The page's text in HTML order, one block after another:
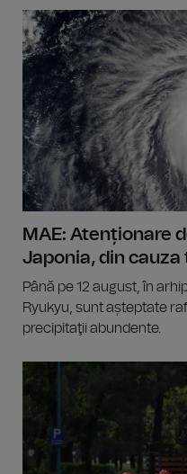
MAE: Atenționare
Japonia, din
Până pe 12 august, în
Ryukyu, sunt așteptate
precipitaţii abundente.